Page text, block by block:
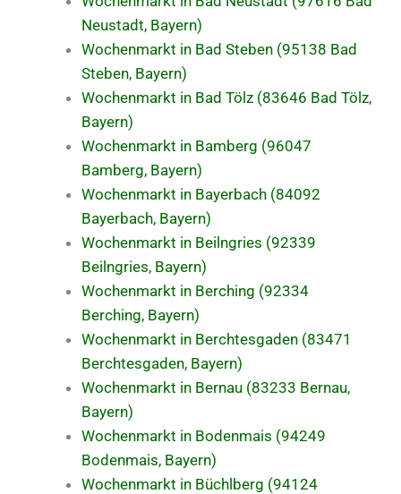
Neustadt, Bayern)
Wochenmarkt in Bad Steben (95138 Bad
Steben, Bayern)
Wochenmarkt in Bad Tölz (83646 Bad Tölz,
Bayern)
Wochenmarkt in Bamberg (96047
Bamberg, Bayern)
Wochenmarkt in Bayerbach (84092
Bayerbach, Bayern)
Wochenmarkt in Beilngries (92339
Beilngries, Bayern)
Wochenmarkt in Berching (92334
Berching, Bayern)
Wochenmarkt in Berchtesgaden (83471
Berchtesgaden, Bayern)
Wochenmarkt in Bernau (83233 Bernau,
Bayern)
Wochenmarkt in Bodenmais (94249
Bodenmais, Bayern)
Wochenmarkt in Büchlberg (94124